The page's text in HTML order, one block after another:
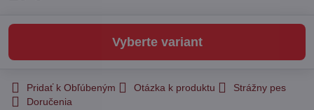
Vyberte variant
Pridať k Obľúbeným Otázka k produktu
Strážny pes
Doručenia